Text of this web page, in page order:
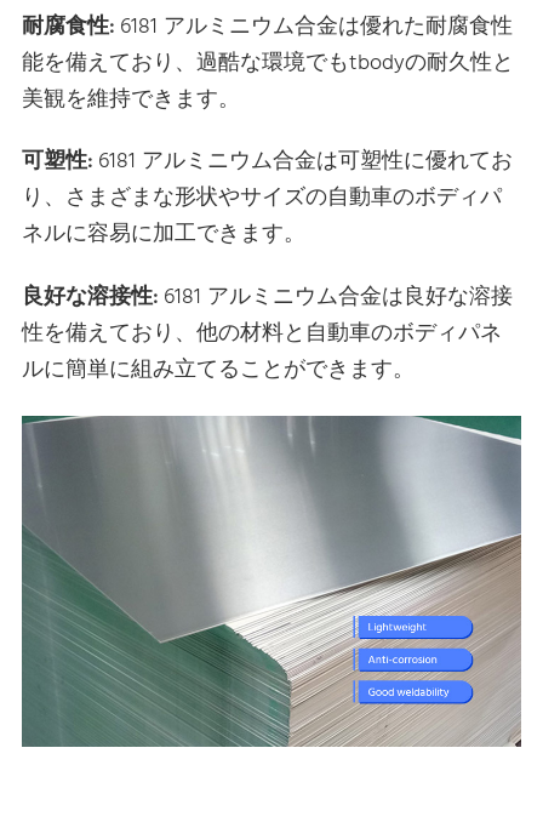
耐腐食性:6181 アルミニウム合金は優れた耐腐食性
能を備えており、過酷な環境でもtbodyの耐久性と
美観を維持できます。
可塑性: 6181 アルミニウム合金は可塑性に優れてお
り、さまざまな形状やサイズの自動車のボディパ
ネルに容易に加工できます。
良好な溶接性: 6181 アルミニウム合金は良好な溶接
性を備えており、他の材料と自動車のボディパネ
ルに簡単に組み立てることができます。